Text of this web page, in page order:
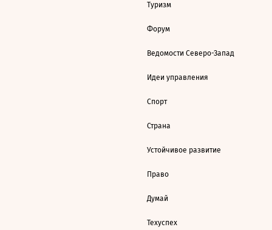
Туризм
Форум
Ведомости Северо-Запад
Идеи управления
Спорт
Страна
Устойчивое развитие
Право
Думай
Техуспех